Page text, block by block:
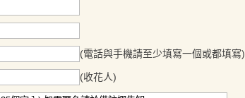
(電話與手機請至少填寫一個或都填寫)
(收花人)